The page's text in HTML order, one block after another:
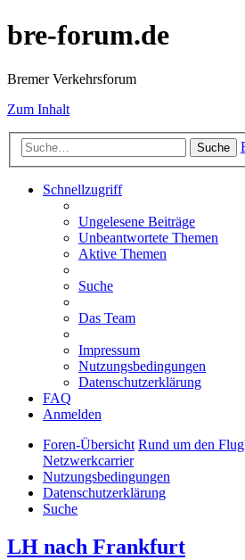
bre-forum.de
Bremer Verkehrsforum
Zum Inhalt
Suche
Schnellzugriff
Ungelesene Beiträge
Unbeantwortete Themen
Aktive Themen
Suche
Das Team
Impressum
Nutzungsbedingungen
Datenschutzerklärung
FAQ
Anmelden
Foren-Übersicht Rund um den
Netzwerkcarrier
Nutzungsbedingungen
Datenschutzerklärung
Suche
LH nach Frankfurt